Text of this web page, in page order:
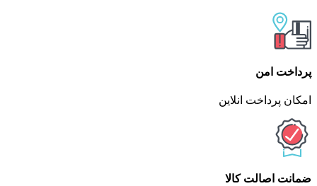
پرداخت امن
امکان پرداخت انلاین
ضمانت اصالت کالا